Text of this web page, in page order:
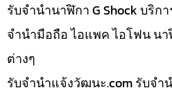
รับจำนำนาฬิกา G Shock บริก
จำนำมือถือ ไอแพค ไอโฟน น
ต่างๆ
รับจํานําแจ้งวัฒนะ.com รับจำ